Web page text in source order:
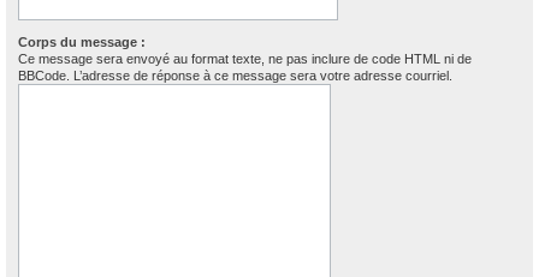
Corps du message :
Ce message sera envoyé au format texte, ne pas inclure de code HTML ni de
BBCode. L’adresse de réponse à ce message sera votre adresse courriel.